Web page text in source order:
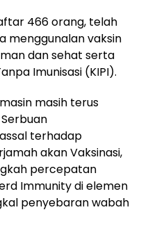
466 orang, telah
menggunalan vaksin
dan sehat serta
Imunisasi (KIPI).
masih terus
terhadap
akan Vaksinasi,
percepatan
Immunity di elemen
penyebaran wabah